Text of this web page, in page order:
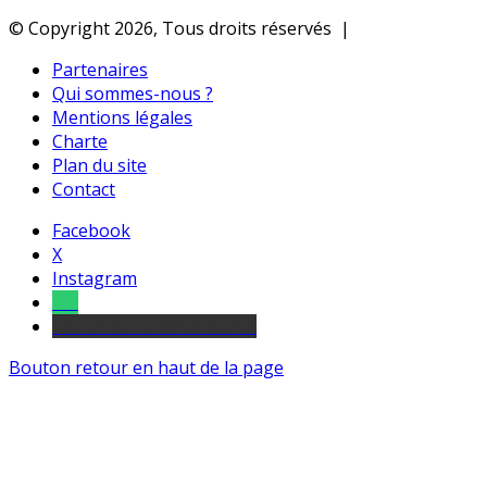
© Copyright 2026, Tous droits réservés |
Partenaires
Qui sommes-nous ?
Mentions légales
Charte
Plan du site
Contact
Facebook
X
Instagram
Bouton retour en haut de la page